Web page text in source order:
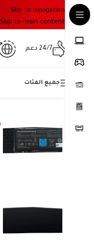
Skip to navigation
Skip to main content
24/7 دعم
جميع الفئات